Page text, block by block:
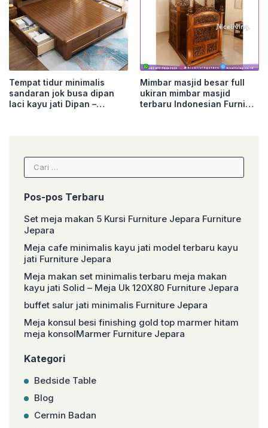
Tempat tidur minimalis
sandaran jok busa dipan
laci kayu jati Dipan –
Mimbar masjid besar full
ukiran mimbar masjid
terbaru Indonesian Furni
Cari
untuk:
Pos-pos Terbaru
Set meja makan 5 Kursi Furniture Jepara Furniture
Jepara
Meja cafe minimalis kayu jati model terbaru kayu
jati Furniture Jepara
Meja makan set minimalis terbaru meja makan
kayu jati Solid – Meja Uk 120X80 Furniture Jepara
buffet salur jati minimalis Furniture Jepara
Meja konsul besi finishing gold top marmer hitam
meja konsolMarmer Furniture Jepara
Kategori
Bedside Table
Blog
Cermin Badan